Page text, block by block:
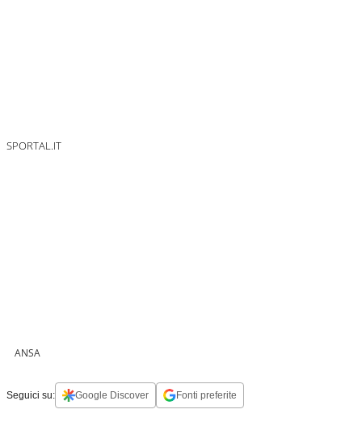
SPORTAL.IT
ANSA
Seguici su: Google Discover Fonti preferite